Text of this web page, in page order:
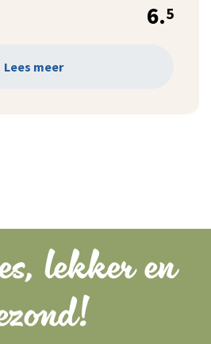
6.5
Lees meer
lekker en